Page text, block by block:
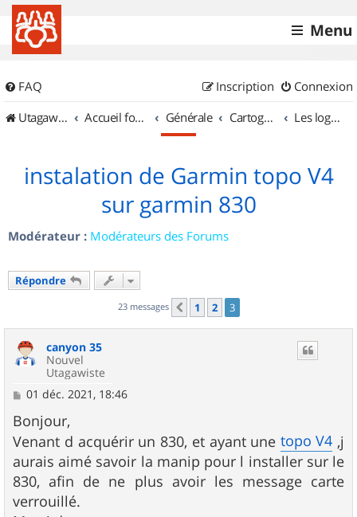
Menu
FAQ Connexion
Inscription
UtagawaVTT (Randos VTT et VTTAE avec traces GPS)
Accueil forum Générale Cartographie et GPS Les logiciels
instalation de Garmin topo V4
sur garmin 830
Modérateur : Modérateurs des Forums
Répondre
23 messages Précédent
1 2 3
canyon 35
Nouvel
Utagawiste
M
s
s
a
g
e
01 déc. 2021, 18:46
Bonjour,
Venant d acquérir un 830, et ayant unetopo V4 ,j
aurais aimé savoir la manip pour l installer sur le
830, afin de ne plus avoir les message carte
verrouillé.